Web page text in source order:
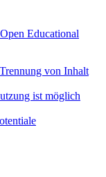
Educational
von Inhalt
ist möglich